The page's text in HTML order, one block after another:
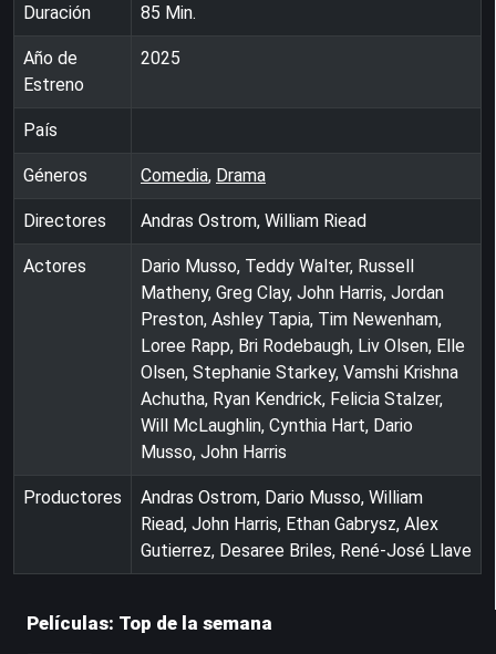
Duración 85 Min.
Año de
Estreno
2025
País
Géneros Comedia, Drama
Directores Andras Ostrom, William Riead
Actores
Dario Musso, Teddy Walter, Russell
Matheny, Greg Clay, John Harris, Jordan
Preston, Ashley Tapia, Tim Newenham,
Loree Rapp, Bri Rodebaugh, Liv Olsen, Elle
Olsen, Stephanie Starkey, Vamshi Krishna
Achutha, Ryan Kendrick, Felicia Stalzer,
Will McLaughlin, Cynthia Hart, Dario
Musso, John Harris
Productores
Andras Ostrom, Dario Musso, William
Riead, John Harris, Ethan Gabrysz, Alex
Gutierrez, Desaree Briles, René-José Llave
Películas: Top de la semana